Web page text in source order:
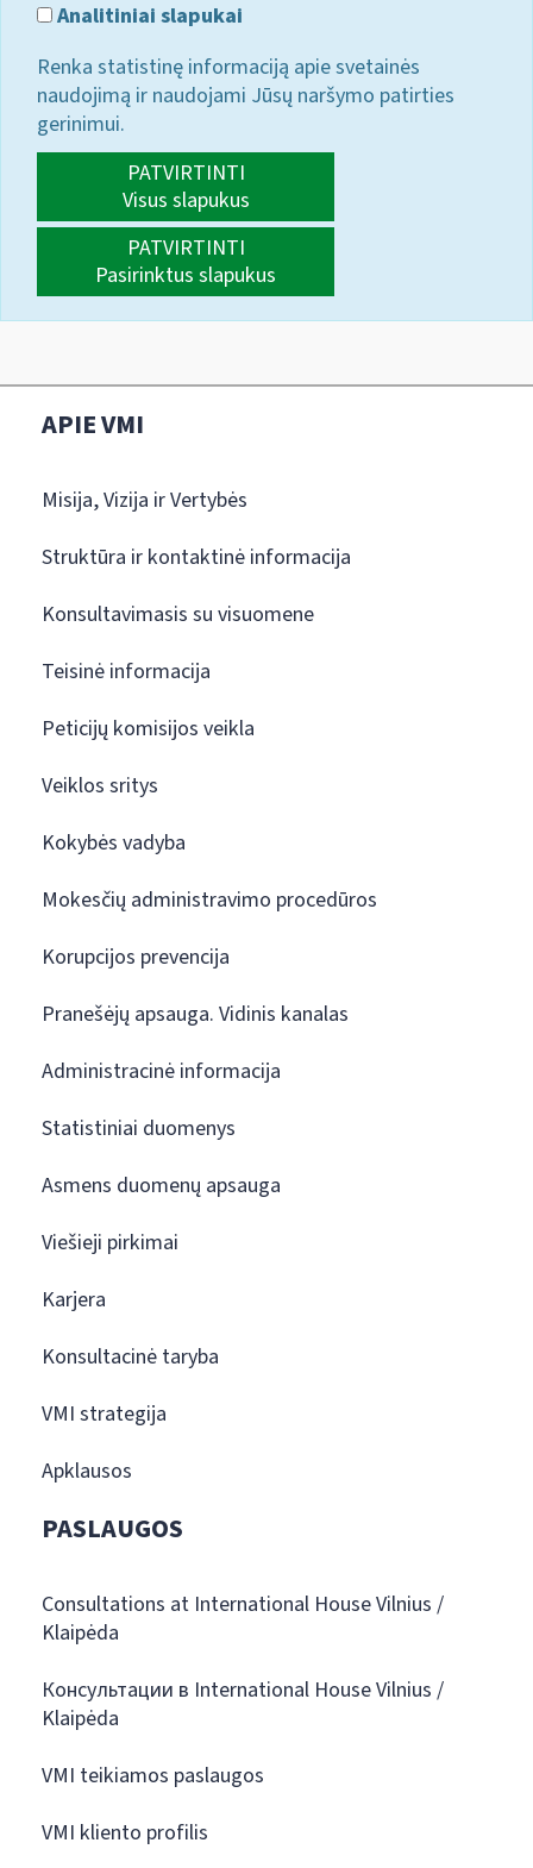
Analitiniai slapukai
Renka statistinę informaciją apie svetainės
naudojimą ir naudojami Jūsų naršymo patirties
gerinimui.
PATVIRTINTI
Visus slapukus
PATVIRTINTI
Pasirinktus slapukus
APIE VMI
Misija, Vizija ir Vertybės
Struktūra ir kontaktinė informacija
Konsultavimasis su visuomene
Teisinė informacija
Peticijų komisijos veikla
Veiklos sritys
Kokybės vadyba
Mokesčių administravimo procedūros
Korupcijos prevencija
Pranešėjų apsauga. Vidinis kanalas
Administracinė informacija
Statistiniai duomenys
Asmens duomenų apsauga
Viešieji pirkimai
Karjera
Konsultacinė taryba
VMI strategija
Apklausos
PASLAUGOS
Consultations at International House Vilnius /
Klaipėda
Консультации в International House Vilnius /
Klaipėda
VMI teikiamos paslaugos
VMI kliento profilis